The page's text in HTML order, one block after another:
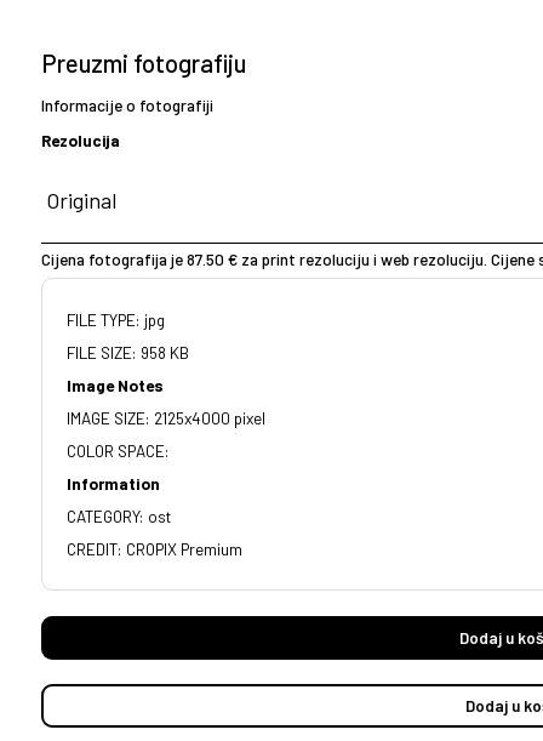
Preuzmi fotografiju
Informacije o fotografiji
Rezolucija
Cijena fotografija je 87.50 € za print rezoluciju i web rezoluciju. Cijene
FILE TYPE: jpg
FILE SIZE: 958 KB
Image Notes
IMAGE SIZE: 2125x4000 pixel
COLOR SPACE:
Information
CATEGORY: ost
CREDIT: CROPIX Premium
Dodaj u
Dodaj u